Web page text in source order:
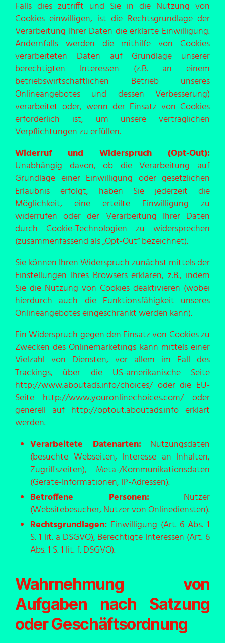
Falls dies zutrifft und Sie in die Nutzung von
Cookies einwilligen, ist die Rechtsgrundlage der
Verarbeitung Ihrer Daten die erklärte Einwilligung.
Andernfalls werden die mithilfe von Cookies
verarbeiteten Daten auf Grundlage unserer
berechtigten Interessen (z.B. an einem
betriebswirtschaftlichen Betrieb unseres
Onlineangebotes und dessen Verbesserung)
verarbeitet oder, wenn der Einsatz von Cookies
erforderlich ist, um unsere vertraglichen
Verpflichtungen zu erfüllen.
Widerruf und Widerspruch (Opt-Out):
Unabhängig davon, ob die Verarbeitung auf
Grundlage einer Einwilligung oder gesetzlichen
Erlaubnis erfolgt, haben Sie jederzeit die
Möglichkeit, eine erteilte Einwilligung zu
widerrufen oder der Verarbeitung Ihrer Daten
durch Cookie-Technologien zu widersprechen
(zusammenfassend als „Opt-Out“ bezeichnet).
Sie können Ihren Widerspruch zunächst mittels der
Einstellungen Ihres Browsers erklären, z.B., indem
Sie die Nutzung von Cookies deaktivieren (wobei
hierdurch auch die Funktionsfähigkeit unseres
Onlineangebotes eingeschränkt werden kann).
Ein Widerspruch gegen den Einsatz von Cookies zu
Zwecken des Onlinemarketings kann mittels einer
Vielzahl von Diensten, vor allem im Fall des
Trackings, über die US-amerikanische Seite
http://www.aboutads.info/choices/oder die EU-
Seite http://www.youronlinechoices.com/oder
generell auf http://optout.aboutads.info erklärt
werden.
Verarbeitete Datenarten:Nutzungsdaten
(besuchte Webseiten, Interesse an Inhalten,
Zugriffszeiten), Meta-/Kommunikationsdaten
(Geräte-Informationen, IP-Adressen).
Betroffene Personen:Nutzer
(Websitebesucher, Nutzer von Onlinediensten).
Rechtsgrundlagen: Einwilligung (Art. 6 Abs. 1
S. 1 lit. a DSGVO), Berechtigte Interessen (Art. 6
Abs. 1 S. 1 lit. f. DSGVO).
Wahrnehmung von
Aufgaben nach Satzung
oder Geschäftsordnung